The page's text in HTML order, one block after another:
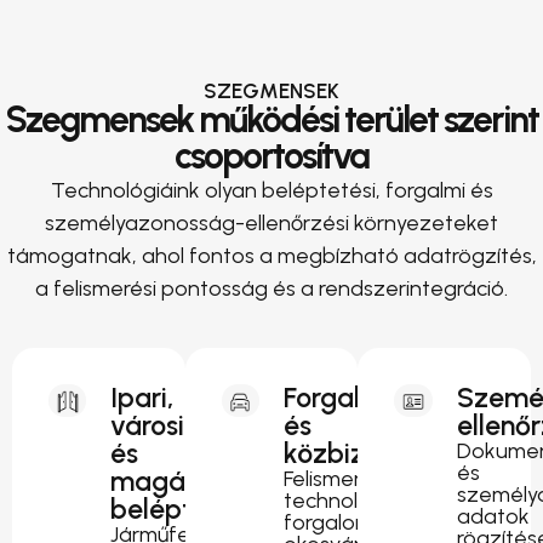
SZEGMENSEK
Szegmensek működési terület szerint
csoportosítva
Technológiáink olyan beléptetési, forgalmi és
személyazonosság-ellenőrzési környezeteket
támogatnak, ahol fontos a megbízható adatrögzítés,
a felismerési pontosság és a rendszerintegráció.
Ipari,
városi
és
magánterületi
beléptetés
Járműfelismerés
Forgalomirányítás
és
közbiztonság
Felismerési
technológia
forgalomfigyeléshez,
és
adatok